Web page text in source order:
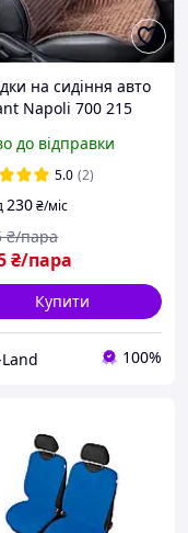
на сидіння авто
Napoli 700 215
до відправки
5.0 (2)
230₴/міс
₴/пара
₴/пара
Купити
100%